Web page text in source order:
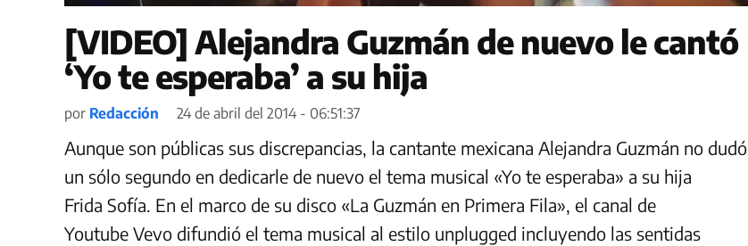
[VIDEO] Alejandra Guzmán de nuevo le cantó
‘Yo te esperaba’ a su hija
por Redacción 24 de abril del 2014 - 06:51:37
Aunque son públicas sus discrepancias, la cantante mexicana Alejandra Guzmán no dudó
un sólo segundo en dedicarle de nuevo el tema musical «Yo te esperaba» a su hija
Frida Sofía. En el marco de su disco «La Guzmán en Primera Fila», el canal de
Youtube Vevo difundió el tema musical al estilo unplugged incluyendo las sentidas